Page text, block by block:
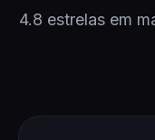
4.8 estrelas em